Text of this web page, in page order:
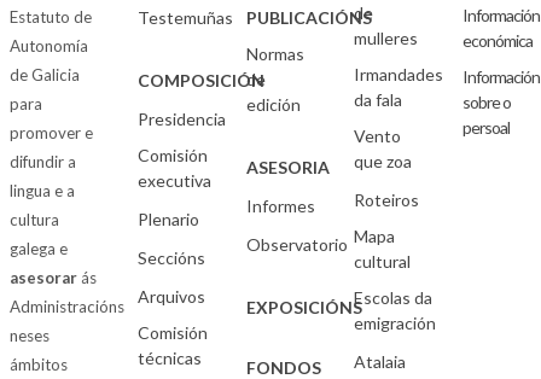
Estatuto de
Autonomía
de Galicia
para
promover e
difundir a
lingua e a
cultura
galega e
asesorarás
Administracións
neses
ámbitos
Testemuñas
COMPOSICIÓN
Presidencia
Comisión
executiva
Plenario
Seccións
Arquivos
Comisión
técnicas
PUBLICACIÓNS
Normas
de
edición
ASESORIA
Informes
Observatorio
EXPOSICIÓNS
FONDOS
de
mulleres
Irmandades
da fala
Vento
que zoa
Roteiros
Mapa
cultural
Escolas da
emigración
Atalaia
Información
económica
Información
sobre o
persoal